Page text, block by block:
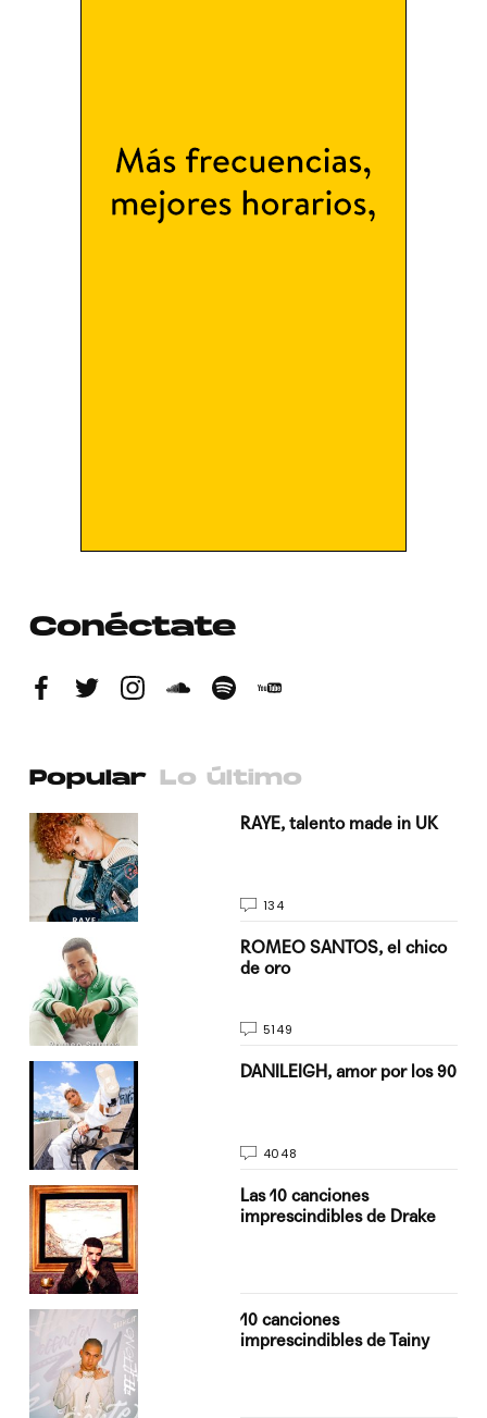
Conéctate
Popular Lo último
RAYE, talento made in UK
134
ROMEO SANTOS, el chico
de oro
5149
DANILEIGH, amor por los 90
4048
Las 10 canciones
imprescindibles de Drake
10 canciones
imprescindibles de Tainy